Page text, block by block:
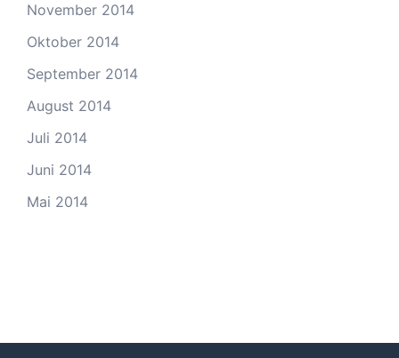
November 2014
Oktober 2014
September 2014
August 2014
Juli 2014
Juni 2014
Mai 2014